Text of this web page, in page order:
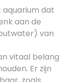
aquarium dat
aan de
van
vitaal belang
Er zijn